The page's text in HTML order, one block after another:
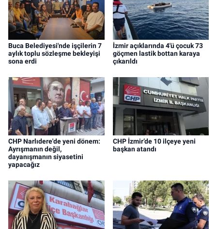
Buca Belediyesi'nde işçilerin 7
aylık toplu sözleşme bekleyişi
sona erdi
İzmir açıklarında 4'ü çocuk 73
göçmen lastik bottan karaya
çıkarıldı
CHP Narlıdere'de yeni dönem:
Ayrışmanın değil,
dayanışmanın siyasetini
yapacağız
CHP İzmir’de 10 ilçeye yeni
başkan atandı